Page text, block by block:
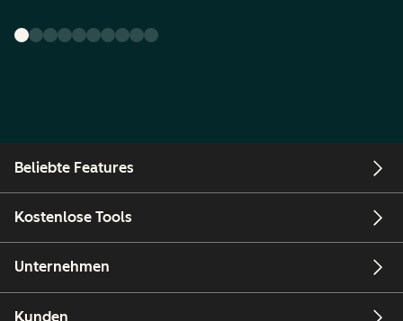
Beliebte Features
Kostenlose Tools
Unternehmen
Kunden